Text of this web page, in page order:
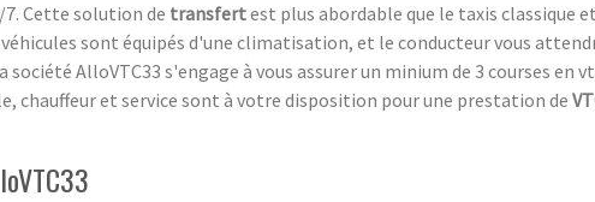
Cette solution de transfertest plus abordable que le taxis classique
sont équipés d'une climatisation, et le conducteur vous
société AlloVTC33 s'engage à vous assurer un minium de 3 courses en
chauffeur et service sont à votre disposition pour une prestation de